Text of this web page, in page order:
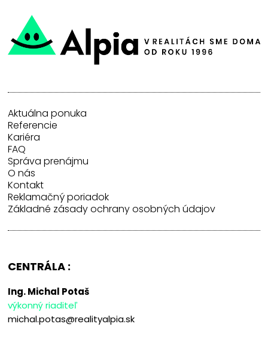
Aktuálna ponuka
Referencie
Kariéra
FAQ
Správa prenájmu
O nás
Kontakt
Reklamačný poriadok
Základné zásady ochrany osobných údajov
CENTRÁLA :
Ing. Michal Potaš
výkonný riaditeľ
michal.potas@realityalpia.sk